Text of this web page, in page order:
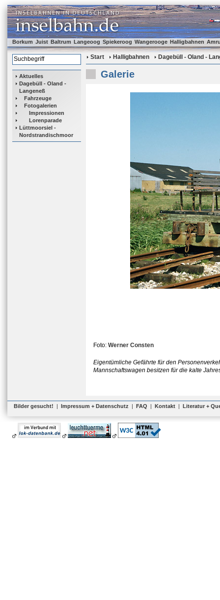
Borkum Juist Baltrum Langeoog Spiekeroog Wangerooge Halligbahnen
Aktuelles
Dagebüll - Oland -
Langeneß
Fahrzeuge
Fotogalerien
Impressionen
Lorenparade
Lüttmoorsiel -
Nordstrandischmoor
Start Halligbahnen Dagebüll - Oland -
Galerie
Foto: Werner Consten
Eigentümliche Gefährte für den
Mannschaftswagen besitzen für die kalte
Bilder gesucht! | Impressum + Datenschutz | FAQ | Kontakt | Literatur +